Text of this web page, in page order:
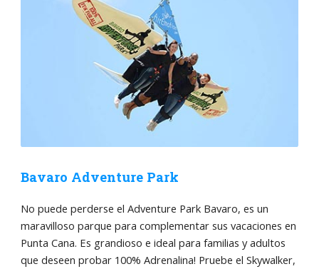
Bavaro Adventure Park
No puede perderse el Adventure Park Bavaro, es un
maravilloso parque para complementar sus vacaciones en
Punta Cana. Es grandioso e ideal para familias y adultos
que deseen probar 100% Adrenalina! Pruebe el Skywalker,